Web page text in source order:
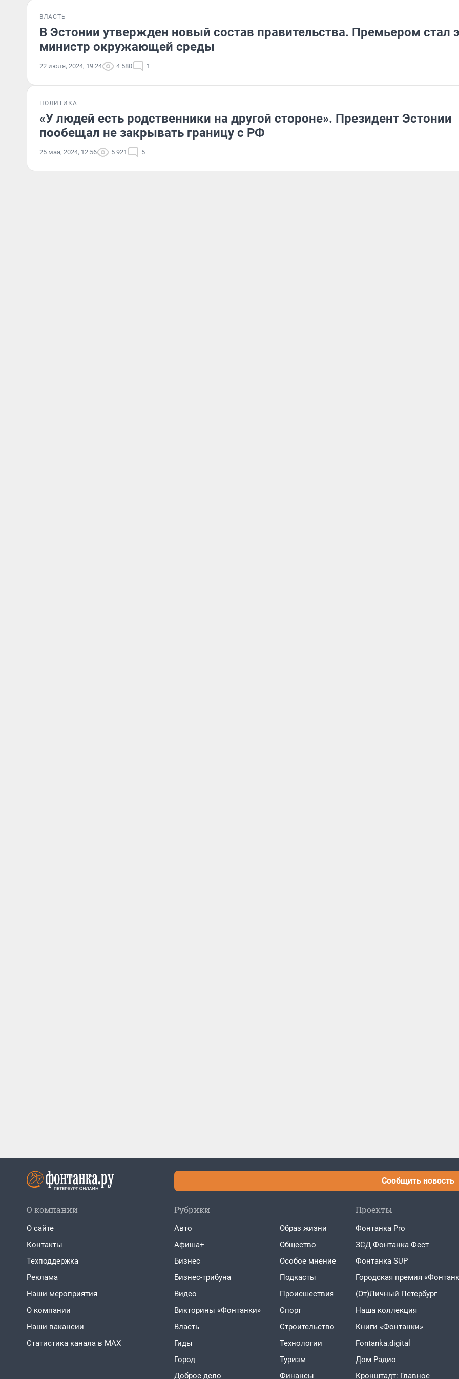
ВЛАСТЬ
В Эстонии утвержден новый состав правительства. Премьером стал
министр окружающей среды
22 июля, 2024, 19:24 4 580 1
ПОЛИТИКА
«У людей есть родственники на другой стороне». Президент Эстонии
пообещал не закрывать границу с РФ
25 мая, 2024, 12:56 5 921 5
Сообщить новость
О компании
О сайте
Контакты
Техподдержка
Реклама
Наши мероприятия
О компании
Наши вакансии
Статистика канала в MAX
Рубрики
Авто
Афиша+
Бизнес
Бизнес-трибуна
Видео
Викторины «Фонтанки»
Власть
Гиды
Город
Доброе дело
Образ жизни
Общество
Особое мнение
Подкасты
Проиcшествия
Спорт
Строительство
Технологии
Туризм
Финансы
Проекты
Фонтанка Pro
ЗСД Фонтанка Фест
Фонтанка SUP
Городская премия
(От)Личный Петербург
Наша коллекция
Книги «Фонтанки»
Fontanka.digital
Дом Радио
Кронштадт: Главное